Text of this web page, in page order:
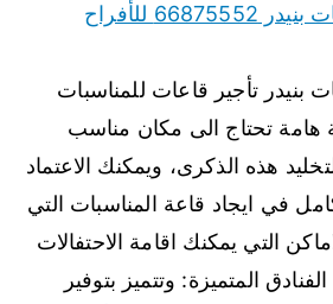
تأجير قاعات للمناسبات بنيدر 66875552 للأفراح
بنيدر تأجير قاعات للمناسبات
هامة تحتاج الى مكان مناسب
هذه الذكرى، ويمكنك الاعتماد
في ايجاد قاعة المناسبات التي
التي يمكنك اقامة الاحتفالات
المتميزة: وتتميز بتوفير